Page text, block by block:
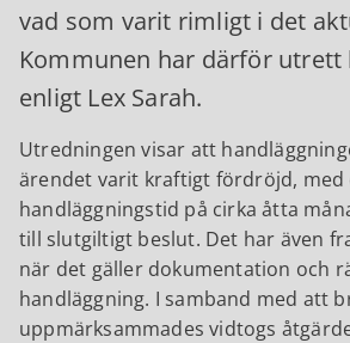
vad som varit rimligt i det
Kommunen har därför utrett
enligt Lex Sarah.
Utredningen visar att
ärendet varit kraftigt fördröjd, med
handläggningstid på cirka åtta
till slutgiltigt beslut. Det har även
när det gäller dokumentation och
handläggning. I samband med att
uppmärksammades vidtogs